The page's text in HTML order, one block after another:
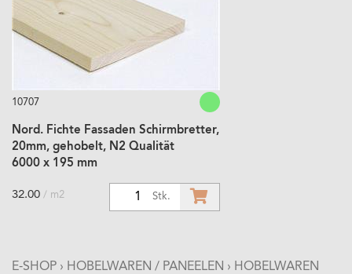
10707
Nord. Fichte Fassaden Schirmbretter,
20mm, gehobelt, N2 Qualität
6000 x 195 mm
Stk.
32.00 / m2
E-SHOP › HOBELWAREN / PANEELEN › HOBELWAREN